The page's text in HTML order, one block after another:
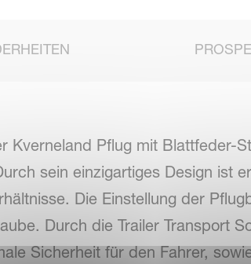
Kverneland Pflug mit Blattfeder-
sein einzigartiges Design ist
Die Einstellung der
Durch die Trailer Transport
Sicherheit für den Fahrer,